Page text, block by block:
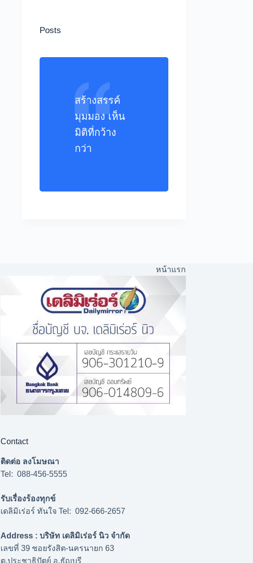
Posts
สร้างสรรค์
มุมมอง เห็น
มิติที่กว้าง
กว่า
หน้าแรก
Contact
ติดต่อ ลงโมษณา
Tel: 088-456-5555
รับเรื่องร้องทุกข์
เดลิมิเร่อร์ ทันใจ Tel: 092-666-2657
Address : บริษัท เดลิมิเร่อร์ นิว จำกัด
เลขที่ 39 ซอยรังสิต-นครนายก 63
ต.ประชาธิปัตย์ อ.ธัญบุรี